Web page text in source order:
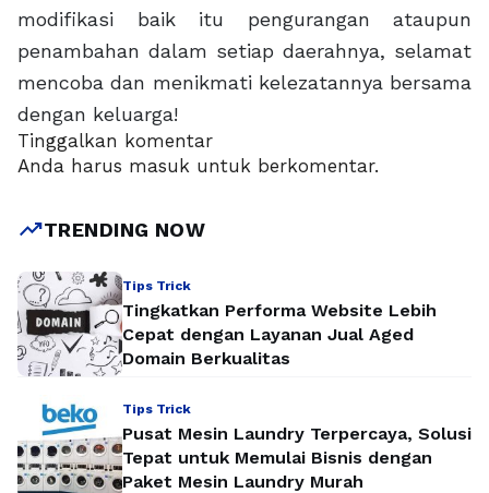
modifikasi baik itu pengurangan ataupun
penambahan dalam setiap daerahnya, selamat
mencoba dan menikmati kelezatannya bersama
dengan keluarga!
Tinggalkan komentar
Anda harus masuk untuk berkomentar.
trending_upTRENDING NOW
Tips Trick
Tingkatkan Performa Website Lebih
Cepat dengan Layanan Jual Aged
Domain Berkualitas
Tips Trick
Pusat Mesin Laundry Terpercaya, Solusi
Tepat untuk Memulai Bisnis dengan
Paket Mesin Laundry Murah